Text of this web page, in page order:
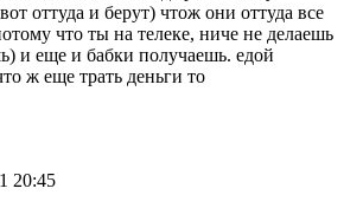
оттуда и берут) чтож они оттуда все
что ты на телеке, ниче не делаешь
и еще и бабки получаешь. едой
ж еще трать деньги то
20:45